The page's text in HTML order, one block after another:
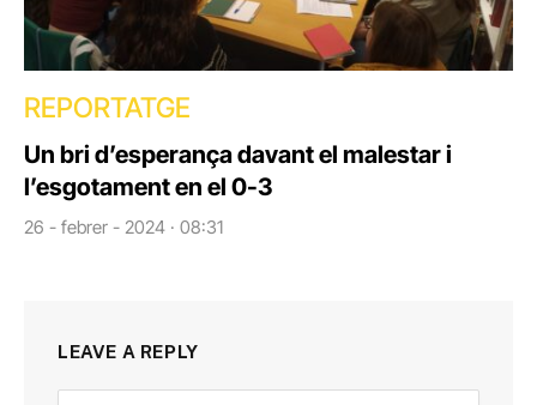
REPORTATGE
Un bri d’esperança davant el malestar i
l’esgotament en el 0-3
26 - febrer - 2024 · 08:31
LEAVE A REPLY